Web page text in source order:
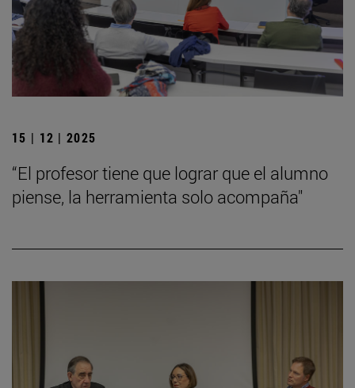
15 | 12 | 2025
“El profesor tiene que lograr que el alumno
piense, la herramienta solo acompaña"